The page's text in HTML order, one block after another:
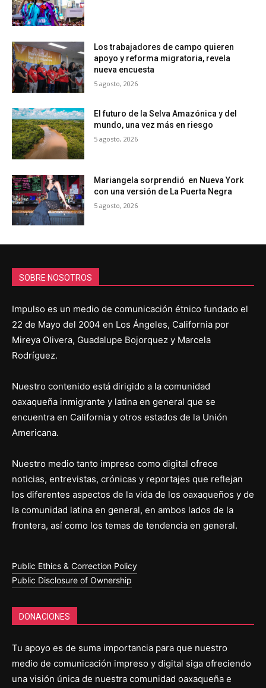
Los trabajadores de campo quieren
apoyo y reforma migratoria, revela
nueva encuesta
5 agosto, 2026
El futuro de la Selva Amazónica y del
mundo, una vez más en riesgo
5 agosto, 2026
Mariangela sorprendió en Nueva York
con una versión de La Puerta Negra
5 agosto, 2026
SOBRE NOSOTROS
Impulso es un medio de comunicación étnico fundado el
22 de Mayo del 2004 en Los Ángeles, California por
Mireya Olivera, Guadalupe Bojorquez y Marcela
Rodríguez.
Nuestro contenido está dirigido a la comunidad
oaxaqueña inmigrante y latina en general que se
encuentra en California y otros estados de la Unión
Americana.
Nuestro medio tanto impreso como digital ofrece
noticias, entrevistas, crónicas y reportajes que reflejan
los diferentes aspectos de la vida de los oaxaqueños y de
la comunidad latina en general, en ambos lados de la
frontera, así como los temas de tendencia en general.
Public Ethics & Correction Policy
Public Disclosure of Ownership
DONACIONES
Tu apoyo es de suma importancia para que nuestro
medio de comunicación impreso y digital siga ofreciendo
una visión única de nuestra comunidad oaxaqueña e